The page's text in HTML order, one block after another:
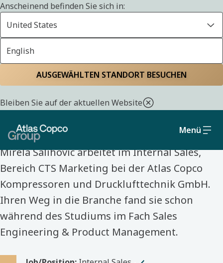
Anscheinend befinden Sie sich in:
United States
English
AUSGEWÄHLTEN STANDORT BESUCHEN
Bleiben Sie auf der aktuellen Website
Menü
Startseite Lerne unsere Kolleginnen und Kollegen kennen
Mirela Salihovic
Mirela Salihovic arbeitet im Internal Sales,
Bereich CTS Marketing bei der Atlas Copco
Kompressoren und Drucklufttechnik GmbH.
Ihren Weg in die Branche fand sie schon
während des Studiums im Fach Sales
Engineering & Product Management.